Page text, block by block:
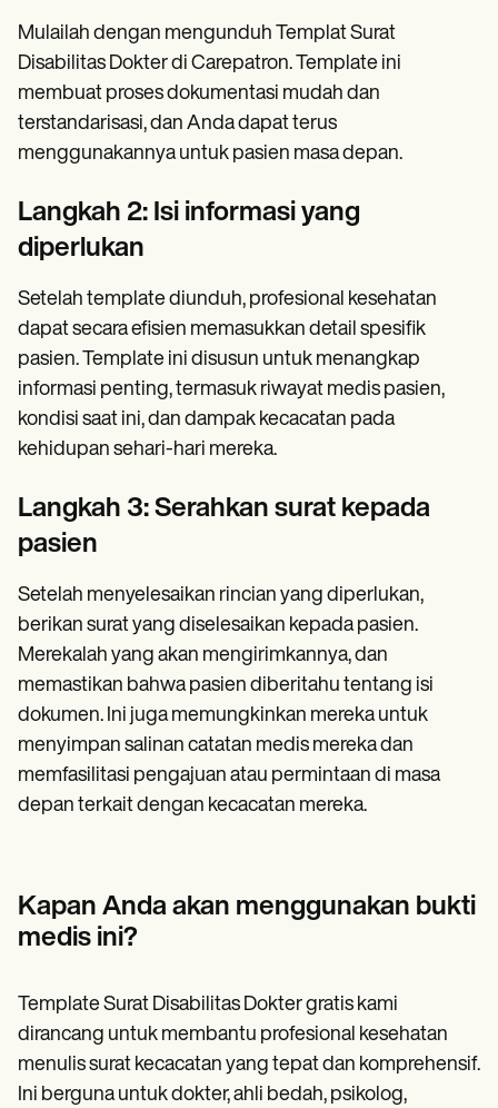
Mulailah dengan mengunduh Templat Surat
Disabilitas Dokter di Carepatron. Template ini
membuat proses dokumentasi mudah dan
terstandarisasi, dan Anda dapat terus
menggunakannya untuk pasien masa depan.
Langkah 2: Isi informasi yang
diperlukan
Setelah template diunduh, profesional kesehatan
dapat secara efisien memasukkan detail spesifik
pasien. Template ini disusun untuk menangkap
informasi penting, termasuk riwayat medis pasien,
kondisi saat ini, dan dampak kecacatan pada
kehidupan sehari-hari mereka.
Langkah 3: Serahkan surat kepada
pasien
Setelah menyelesaikan rincian yang diperlukan,
berikan surat yang diselesaikan kepada pasien.
Merekalah yang akan mengirimkannya, dan
memastikan bahwa pasien diberitahu tentang isi
dokumen. Ini juga memungkinkan mereka untuk
menyimpan salinan catatan medis mereka dan
memfasilitasi pengajuan atau permintaan di masa
depan terkait dengan kecacatan mereka.
Kapan Anda akan menggunakan bukti
medis ini?
Template Surat Disabilitas Dokter gratis kami
dirancang untuk membantu profesional kesehatan
menulis surat kecacatan yang tepat dan komprehensif.
Ini berguna untuk dokter, ahli bedah, psikolog,